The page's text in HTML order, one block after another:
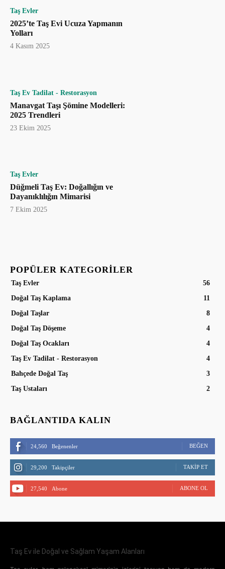
Taş Evler
2025’te Taş Evi Ucuza Yapmanın
Yolları
4 Kasım 2025
Taş Ev Tadilat - Restorasyon
Manavgat Taşı Şömine Modelleri:
2025 Trendleri
23 Ekim 2025
Taş Evler
Düğmeli Taş Ev: Doğallığın ve
Dayanıklılığın Mimarisi
7 Ekim 2025
POPÜLER KATEGORILER
Taş Evler
56
Doğal Taş Kaplama
11
Doğal Taşlar
8
Doğal Taş Döşeme
4
Doğal Taş Ocakları
4
Taş Ev Tadilat - Restorasyon
4
Bahçede Doğal Taş
3
Taş Ustaları
2
BAĞLANTIDA KALIN
24,560 Beğenenler BEĞEN
29,200 Takipçiler TAKIP ET
27,540 Abone ABONE OL
Taş Ev ile Doğal ve Sağlam Yaşam Alanları